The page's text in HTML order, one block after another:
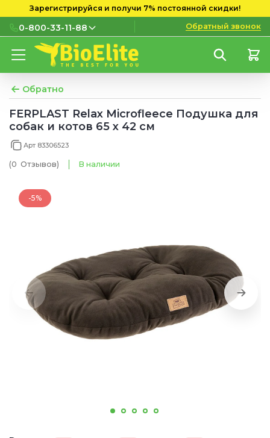
Зарегистрируйся и получи 7% постоянной скидки!
0-800-33-11-88
0-800-33-11-88
мобильных номеров
(097) 133 11 88
(095) 133 11 88
Обратный звонок
Обратно
FERPLAST Relax Microfleece Подушка для
собак и котов 65 x 42 см
Арт 83306523
(0 Отзывов) В наличии
-5%